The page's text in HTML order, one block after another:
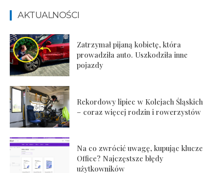
AKTUALNOŚCI
Zatrzymał pijaną kobietę, która
prowadziła auto. Uszkodziła inne
pojazdy
Rekordowy lipiec w Kolejach Śląskich
– coraz więcej rodzin i rowerzystów
Na co zwrócić uwagę, kupując klucze
Office? Najczęstsze błędy
użytkowników